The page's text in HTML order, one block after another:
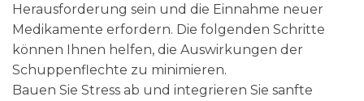
Herausforderung sein und die Einnahme neuer
Medikamente erfordern. Die folgenden Schritte
können Ihnen helfen, die Auswirkungen der
Schuppenflechte zu minimieren.
Bauen Sie Stress ab und integrieren Sie sanfte